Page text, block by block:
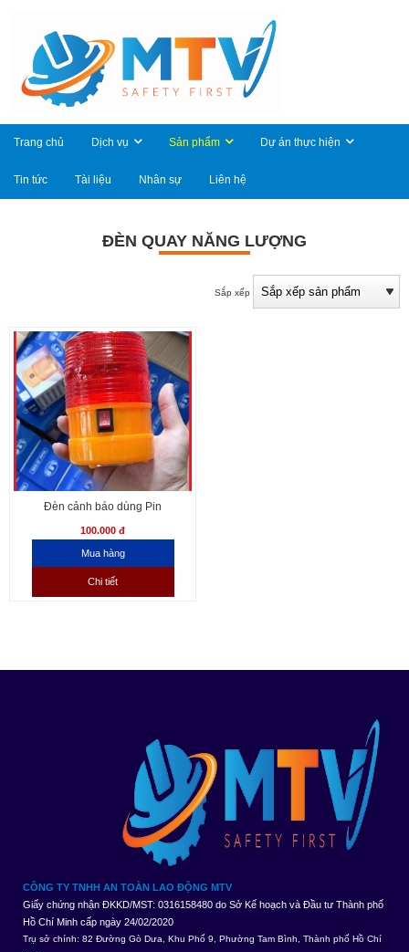
Trang chủ Dịch vụ Sản phẩm Dự án thực hiện
Tin tức Tài liệu Nhân sự Liên hệ
ĐÈN QUAY NĂNG LƯỢNG
Sắp xếp
Đèn cảnh báo dùng Pin
100.000 đ
Chi tiết
CÔNG TY TNHH AN TOÀN LAO ĐỘNG MTV
Giấy chứng nhận ĐKKD/MST: 0316158480 do Sở Kế hoạch và Đầu tư Thành phố
Hồ Chí Minh cấp ngày 24/02/2020
Trụ sở chính: 82 Đường Gò Dưa, Khu Phố 9, Phường Tam Bình, Thành phố Hồ Chí